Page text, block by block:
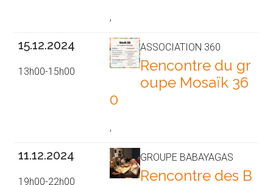
,
15.12.2024
13h00-15h00
ASSOCIATION 360
Rencontre du gr
oupe Mosaïk 36
0
,
11.12.2024
19h00-22h00
GROUPE BABAYAGAS
Rencontre des B